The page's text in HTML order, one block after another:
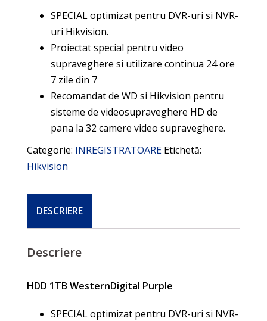
SPECIAL optimizat pentru DVR-uri si NVR-
uri Hikvision.
Proiectat special pentru video
supraveghere si utilizare continua 24 ore
7 zile din 7
Recomandat de WD si Hikvision pentru
sisteme de videosupraveghere HD de
pana la 32 camere video supraveghere.
Categorie: INREGISTRATOARE Etichetă:
Hikvision
DESCRIERE
Descriere
HDD 1TB WesternDigital Purple
SPECIAL optimizat pentru DVR-uri si NVR-